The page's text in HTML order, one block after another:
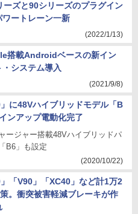
ーズと90シリーズのプラグイン
ートレーン一新
(2022/1/13)
搭載Androidベースの新イン
システム導入
(2021/9/8)
に48Vハイブリッドモデル「B
ンアップ電動化完了
ージャー搭載48Vハイブリッドパ
B6」も設定
(2020/10/22)
「V90」「XC40」など計1万2
。衝突被害軽減ブレーキが作